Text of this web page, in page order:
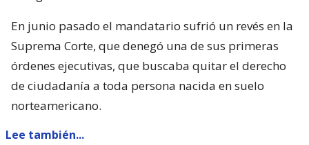
En junio pasado el mandatario sufrió un revés en la
Suprema Corte, que denegó una de sus primeras
órdenes ejecutivas, que buscaba quitar el derecho
de ciudadanía a toda persona nacida en suelo
norteamericano.
Lee también...